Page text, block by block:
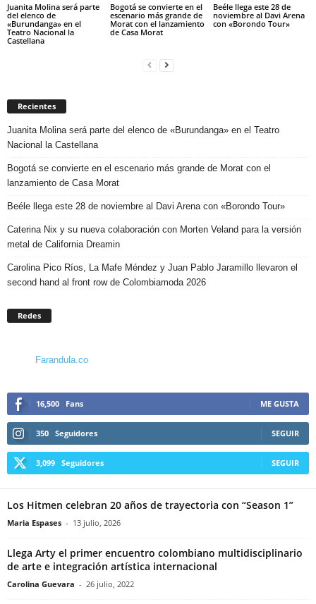
Juanita Molina será parte
del elenco de
«Burundanga» en el
Teatro Nacional la
Castellana
Bogotá se convierte en el
escenario más grande de
Morat con el lanzamiento
de Casa Morat
Beéle llega este 28 de
noviembre al Davi Arena
con «Borondo Tour»
Recientes
Juanita Molina será parte del elenco de «Burundanga» en el Teatro
Nacional la Castellana
Bogotá se convierte en el escenario más grande de Morat con el
lanzamiento de Casa Morat
Beéle llega este 28 de noviembre al Davi Arena con «Borondo Tour»
Caterina Nix y su nueva colaboración con Morten Veland para la versión
metal de California Dreamin
Carolina Pico Ríos, La Mafe Méndez y Juan Pablo Jaramillo llevaron el
second hand al front row de Colombiamoda 2026
Redes
Farandula.co
16,500 Fans ME GUSTA
350 Seguidores SEGUIR
3,099 Seguidores SEGUIR
Los Hitmen celebran 20 años de trayectoria con “Season 1”
Maria Espases - 13 julio, 2026
Llega Arty el primer encuentro colombiano multidisciplinario
de arte e integración artística internacional
Carolina Guevara - 26 julio, 2022